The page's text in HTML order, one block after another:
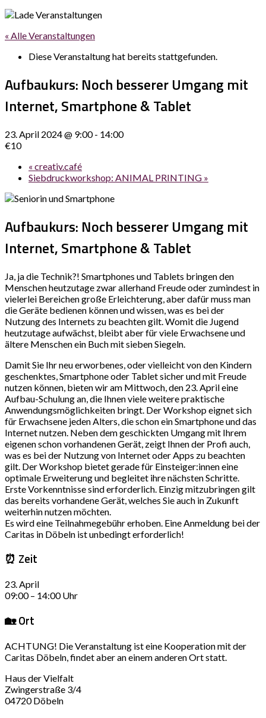
« Alle Veranstaltungen
Diese Veranstaltung hat bereits stattgefunden.
Aufbaukurs: Noch besserer Umgang mit
Internet, Smartphone & Tablet
23. April 2024 @ 9:00- 14:00
€10
« creativ.café
Siebdruckworkshop: ANIMAL PRINTING »
Aufbaukurs: Noch besserer Umgang mit
Internet, Smartphone & Tablet
Ja, ja die Technik?! Smartphones und Tablets bringen den
Menschen heutzutage zwar allerhand Freude oder zumindest in
vielerlei Bereichen große Erleichterung, aber dafür muss man
die Geräte bedienen können und wissen, was es bei der
Nutzung des Internets zu beachten gilt. Womit die Jugend
heutzutage aufwächst, bleibt aber für viele Erwachsene und
ältere Menschen ein Buch mit sieben Siegeln.
Damit Sie Ihr neu erworbenes, oder vielleicht von den Kindern
geschenktes, Smartphone oder Tablet sicher und mit Freude
nutzen können, bieten wir am Mittwoch, den 23. April eine
Aufbau-Schulung an, die Ihnen viele weitere praktische
Anwendungsmöglichkeiten bringt. Der Workshop eignet sich
für Erwachsene jeden Alters, die schon ein Smartphone und das
Internet nutzen. Neben dem geschickten Umgang mit Ihrem
eigenen schon vorhandenen Gerät, zeigt Ihnen der Profi auch,
was es bei der Nutzung von Internet oder Apps zu beachten
gilt. Der Workshop bietet gerade für Einsteiger:innen eine
optimale Erweiterung und begleitet ihre nächsten Schritte.
Erste Vorkenntnisse sind erforderlich. Einzig mitzubringen gilt
das bereits vorhandene Gerät, welches Sie auch in Zukunft
weiterhin nutzen möchten.
Es wird eine Teilnahmegebühr erhoben. Eine Anmeldung bei der
Caritas in Döbeln ist unbedingt erforderlich!
⏰ Zeit
23. April
09:00 – 14:00 Uhr
🏡 Ort
ACHTUNG! Die Veranstaltung ist eine Kooperation mit der
Caritas Döbeln, findet aber an einem anderen Ort statt.
Haus der Vielfalt
Zwingerstraße 3/4
04720 Döbeln